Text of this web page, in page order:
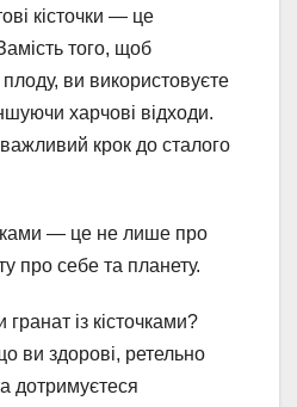
кісточки — це
того, щоб
ви використовуєте
харчові відходи.
крок до сталого
— це не лише про
про себе та планету.
із кісточками?
ви здорові, ретельно
дотримуєтеся